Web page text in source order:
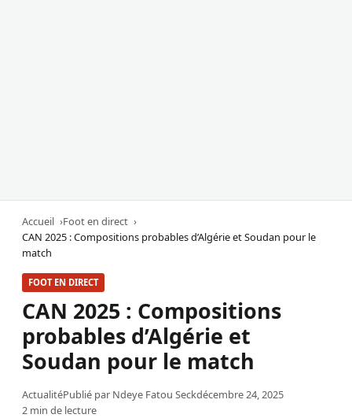
Accueil
Foot en direct
CAN 2025 : Compositions probables d’Algérie et Soudan pour le
match
FOOT EN DIRECT
CAN 2025 : Compositions
probables d’Algérie et
Soudan pour le match
ActualitéPublié par Ndeye Fatou Seckdécembre 24, 2025
2 min de lecture